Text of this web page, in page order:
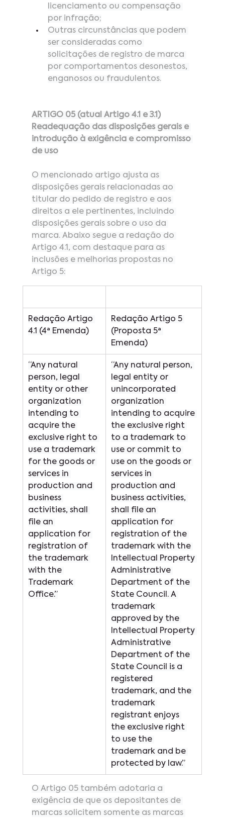
licenciamento ou compensação
por infração;
Outras circunstâncias que podem
ser consideradas como
solicitações de registro de marca
por comportamentos desonestos,
enganosos ou fraudulentos.
ARTIGO 05 (atual Artigo 4.1 e 3.1)
Readequação das disposições gerais e
introdução à exigência e compromisso
de uso
O mencionado artigo ajusta as
disposições gerais relacionadas ao
titular do pedido de registro e aos
direitos a ele pertinentes, incluindo
disposições gerais sobre o uso da
marca. Abaixo segue a redação do
Artigo 4.1, com destaque para as
inclusões e melhorias propostas no
Artigo 5:
Redação Artigo
4.1 (4ª Emenda)
Redação Artigo 5
(Proposta 5ª
Emenda)
“Any natural
person, legal
entity or other
organization
intending to
acquire the
exclusive right to
use a trademark
for the goods or
services in
production and
business
activities, shall
file an
application for
registration of
the trademark
with the
Trademark
Office.”
“Any natural person,
legal entity or
unincorporated
organization
intending to acquire
the exclusive right
to a trademark to
use or commit to
use on the goods or
services in
production and
business activities,
shall file an
application for
registration of the
trademark with the
Intellectual Property
Administrative
Department of the
State Council. A
trademark
approved by the
Intellectual Property
Administrative
Department of the
State Council is a
registered
trademark, and the
trademark
registrant enjoys
the exclusive right
to use the
trademark and be
protected by law.”
O Artigo 05 também adotaria a
exigência de que os depositantes de
marcas solicitem somente as marcas